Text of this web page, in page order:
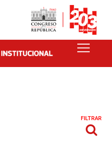
FILTRAR